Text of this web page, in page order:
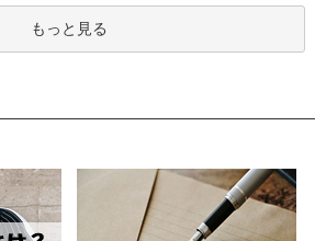
もっと見る